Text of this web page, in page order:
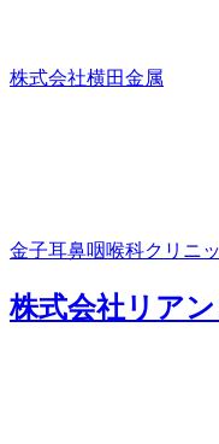
株式会社横田金属
金子耳鼻咽喉科クリニ
株式会社リア